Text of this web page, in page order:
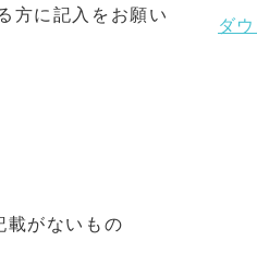
方に記入をお願い
ダ
載がないもの